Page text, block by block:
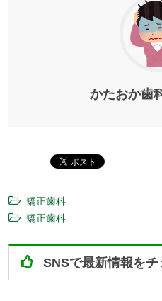
かたおか歯
矯正歯科
矯正歯科
SNSで最新情報をチ